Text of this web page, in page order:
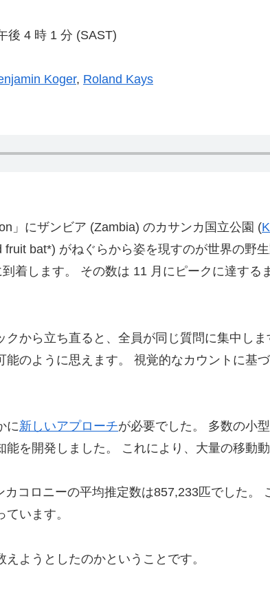
後 4 時 1 分 (SAST)
Koger, Roland Kays
」にザンビア (Zambia) のカサンカ国立公園 (
bat*) がねぐらから姿を現すのが世界の野
着します。 その数は 11 月にピークに達す
クから立ち直ると、全員が同じ質問に集中し
能のように思えます。 視覚的なカウントに基
に新しいアプローチが必要でした。 多数の小
能を開発しました。 これにより、大量の移動
コロニーの平均推定数は857,233匹でした
います。
ようとしたのかということです。